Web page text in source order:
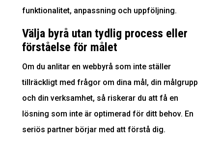
funktionalitet, anpassning och uppföljning.
Välja byrå utan tydlig process eller
förståelse för målet
Om du anlitar en webbyrå som inte ställer
tillräckligt med frågor om dina mål, din målgrupp
och din verksamhet, så riskerar du att få en
lösning som inte är optimerad för ditt behov. En
seriös partner börjar med att förstå dig.